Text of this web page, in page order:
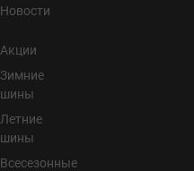
Новости
Акции
Зимние
шины
Летние
шины
Всесезонные